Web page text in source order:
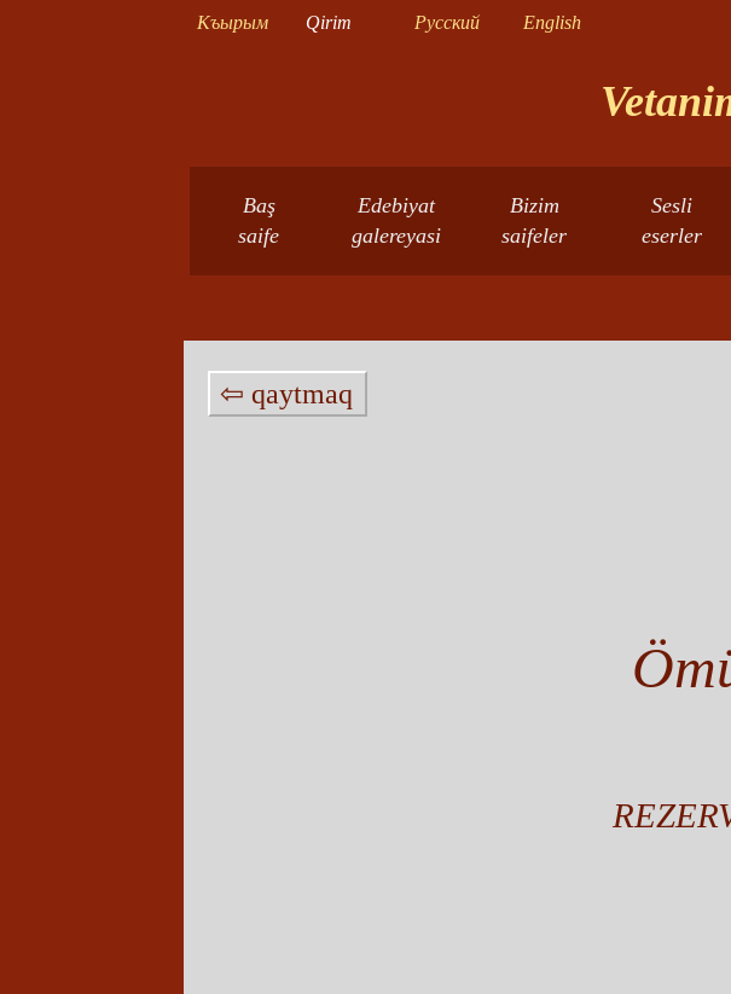
Къырым Qirim Русский English
Baş
saife
Edebiyat
galereyasi
Bizim
saifeler
Sesli
eserler
⇦ qaytmaq